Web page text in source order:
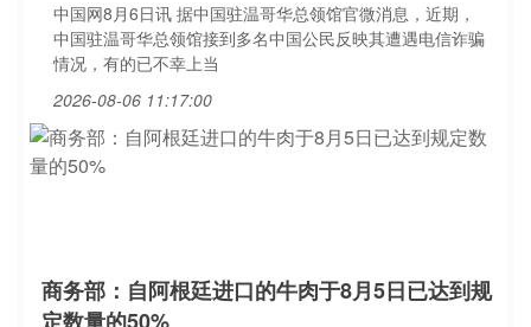
中国网8月6日讯 据中国驻温哥华总领馆官微消息，近期，
中国驻温哥华总领馆接到多名中国公民反映其遭遇电信诈骗
情况，有的已不幸上当
2026-08-06 11:17:00
商务部：自阿根廷进口的牛肉于8月5日已达到规